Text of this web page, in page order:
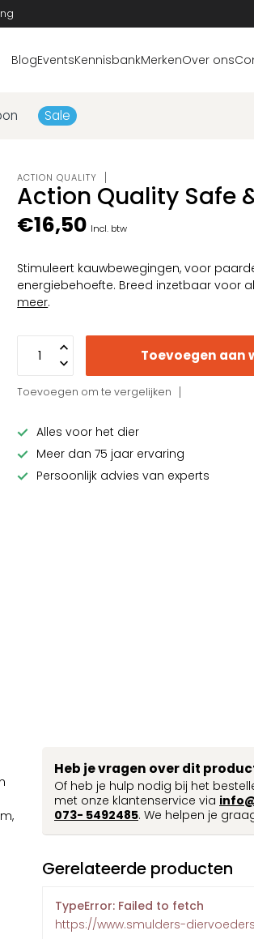
BlogEventsKennisbankMerkenOver ons
Sale
ACTION QUALITY
Action Quality Safe
€16,50 Incl. btw
Stimuleert kauwbewegingen, voor
energiebehoefte. Breed inzetbaar voor
meer.
Toevoegen aan
Toevoegen om te vergelijken
Alles voor het dier
Meer dan 75 jaar ervaring
Persoonlijk advies van experts
Heb je vragen over dit
Of heb je hulp nodig bij het
met onze klantenservice via
073- 5492485. We helpen je
Gerelateerde producten
TypeError: Failed to fetch
https://www.smulders-